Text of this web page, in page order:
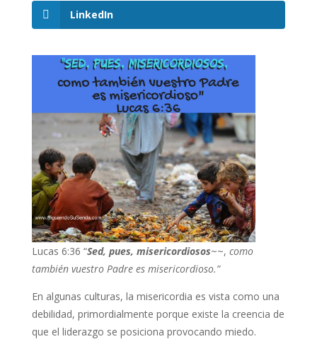
LinkedIn
Lucas 6:36 “Sed, pues, misericordiosos~~, como
también vuestro Padre es misericordioso.”
En algunas culturas, la misericordia es vista como una
debilidad, primordialmente porque existe la creencia de
que el liderazgo se posiciona provocando miedo.